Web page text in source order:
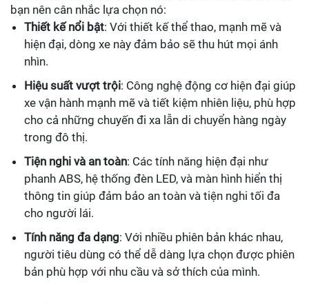
bạn nên cân nhắc lựa chọn nó:
Thiết kế nổi bật: Với thiết kế thể thao, mạnh mẽ và
hiện đại, dòng xe này đảm bảo sẽ thu hút mọi ánh
nhìn.
Hiệu suất vượt trội: Công nghệ động cơ hiện đại giúp
xe vận hành mạnh mẽ và tiết kiệm nhiên liệu, phù hợp
cho cả những chuyến đi xa lẫn di chuyển hàng ngày
trong đô thị.
Tiện nghi và an toàn: Các tính năng hiện đại như
phanh ABS, hệ thống đèn LED, và màn hình hiển thị
thông tin giúp đảm bảo an toàn và tiện nghi tối đa
cho người lái.
Tính năng đa dạng: Với nhiều phiên bản khác nhau,
người tiêu dùng có thể dễ dàng lựa chọn được phiên
bản phù hợp với nhu cầu và sở thích của mình.